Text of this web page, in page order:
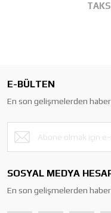
E-BÜLTEN
En son gelişmelerden
SOSYAL MEDYA
En son gelişmelerden